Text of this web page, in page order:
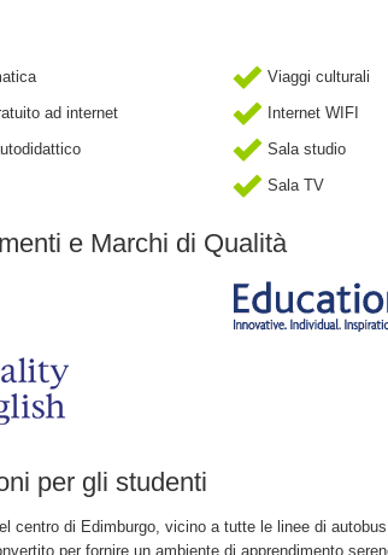
Viaggi culturali
ad internet
Internet WIFI
Sala studio
Sala TV
e Marchi di Qualità
per gli studenti
centro di Edimburgo, vicino a tutte le linee di
per fornire un ambiente di apprendimento